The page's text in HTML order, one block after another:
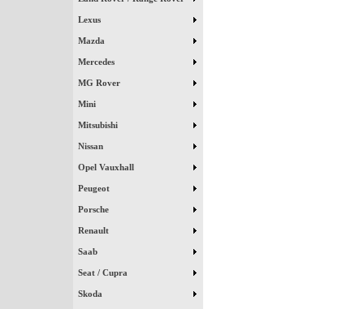
Lexus
Mazda
Mercedes
MG Rover
Mini
Mitsubishi
Nissan
Opel Vauxhall
Peugeot
Porsche
Renault
Saab
Seat / Cupra
Skoda